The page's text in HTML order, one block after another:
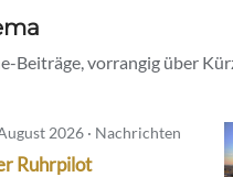
Beiträge, vorrangig über
2026 · Nachrichten
Ruhrpilot